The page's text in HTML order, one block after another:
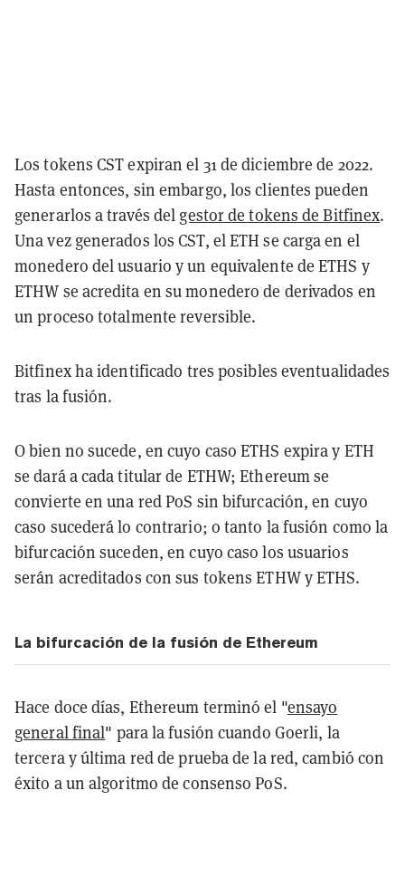
Los tokens CST expiran el 31 de diciembre de 2022.
Hasta entonces, sin embargo, los clientes pueden
generarlos a través del gestor de tokens de Bitfinex.
Una vez generados los CST, el ETH se carga en el
monedero del usuario y un equivalente de ETHS y
ETHW se acredita en su monedero de derivados en
un proceso totalmente reversible.
Bitfinex ha identificado tres posibles eventualidades
tras la fusión.
O bien no sucede, en cuyo caso ETHS expira y ETH
se dará a cada titular de ETHW; Ethereum se
convierte en una red PoS sin bifurcación, en cuyo
caso sucederá lo contrario; o tanto la fusión como la
bifurcación suceden, en cuyo caso los usuarios
serán acreditados con sus tokens ETHW y ETHS.
La bifurcación de la fusión de Ethereum
Hace doce días, Ethereum terminó el "ensayo
general final" para la fusión cuando Goerli, la
tercera y última red de prueba de la red, cambió con
éxito a un algoritmo de consenso PoS.